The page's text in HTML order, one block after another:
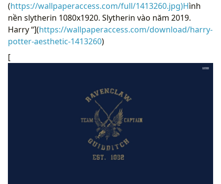
(https://wallpaperaccess.com/full/1413260.jpg)Hình
nền slytherin 1080x1920. Slytherin vào năm 2019.
Harry “](https://wallpaperaccess.com/download/harry-
potter-aesthetic-1413260)
[